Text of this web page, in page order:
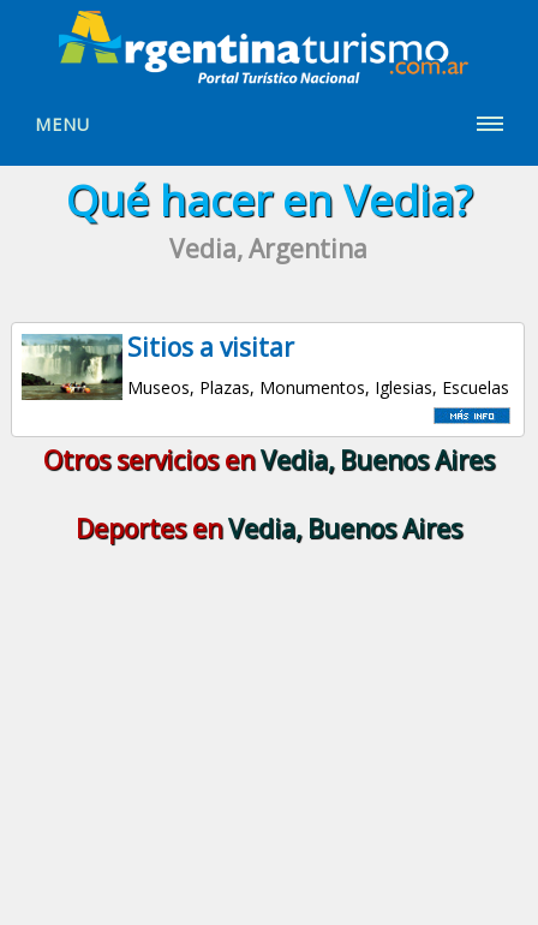
MENU
Qué hacer en Vedia?
Vedia, Argentina
Sitios a visitar
Museos, Plazas, Monumentos, Iglesias, Escuelas
Otros servicios enVedia, Buenos Aires
Deportes enVedia, Buenos Aires